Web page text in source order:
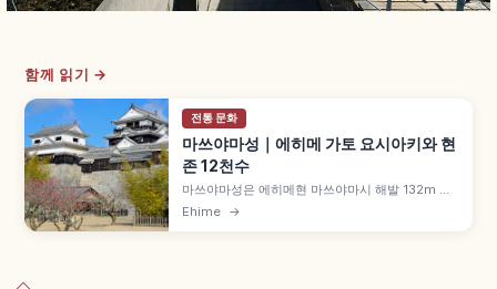
함께 읽기 →
전통 문화
마쓰야마성｜에히메 가토 요시아키와 현
존 12천수
마쓰야마성은 에히메현 마쓰야마시 해발 132m 가
쓰야마 정상에 우뚝 선 일본 명성으로, 게이초 7년
Ehime →